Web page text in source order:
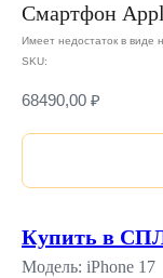
Смартфон
Имеет недостаток в виде
SKU:
68490,00 ₽
Купить в
Модель: iPhone 17